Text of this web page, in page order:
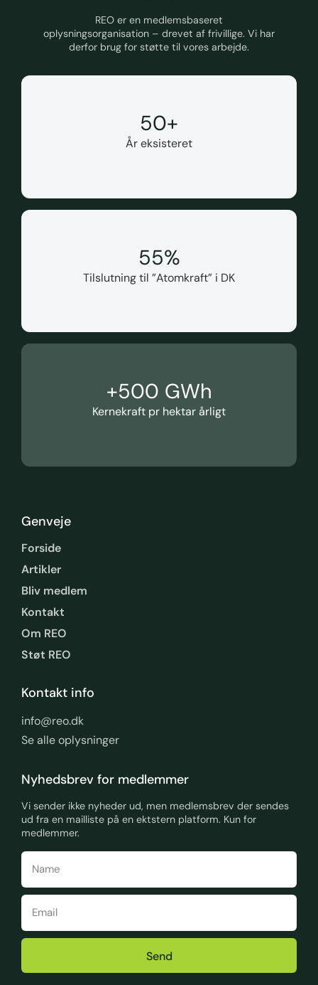
REO er en medlemsbaseret
oplysningsorganisation – drevet af frivillige. Vi har
derfor brug for støtte til vores arbejde.
50+
År eksisteret
55%
Tilslutning til ”Atomkraft” i DK
+500 GWh
Kernekraft pr hektar årligt
Genveje
Forside
Artikler
Bliv medlem
Kontakt
Om REO
Støt REO
Kontakt info
info@reo.dk
Se alle oplysninger
Nyhedsbrev for medlemmer
Vi sender ikke nyheder ud, men medlemsbrev der sendes
ud fra en mailliste på en ektstern platform. Kun for
medlemmer.
Send